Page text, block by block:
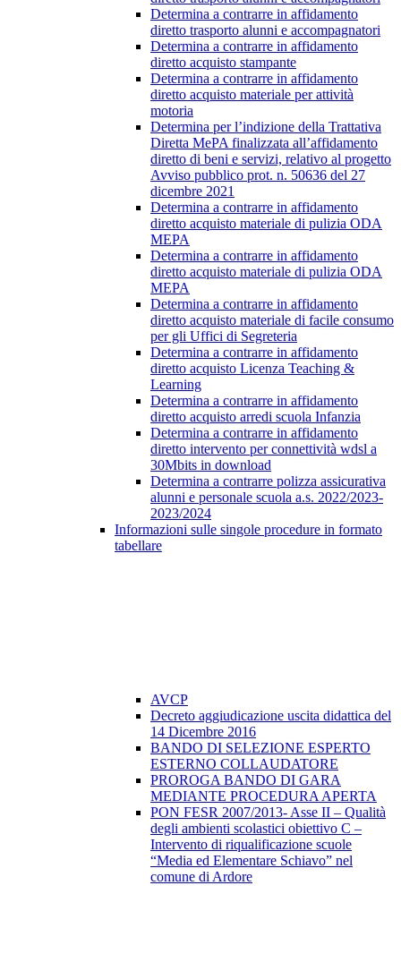
Determina a contrarre in affidamento
diretto trasporto alunni e accompagnatori
Determina a contrarre in affidamento
diretto acquisto stampante
Determina a contrarre in affidamento
diretto acquisto materiale per attività
motoria
Determina per l’indizione della Trattativa
Diretta MePA finalizzata all’affidamento
diretto di beni e servizi, relativo al progetto
Avviso pubblico prot. n. 50636 del 27
dicembre 2021
Determina a contrarre in affidamento
diretto acquisto materiale di pulizia ODA
MEPA
Determina a contrarre in affidamento
diretto acquisto materiale di pulizia ODA
MEPA
Determina a contrarre in affidamento
diretto acquisto materiale di facile consumo
per gli Uffici di Segreteria
Determina a contrarre in affidamento
diretto acquisto Licenza Teaching &
Learning
Determina a contrarre in affidamento
diretto acquisto arredi scuola Infanzia
Determina a contrarre in affidamento
diretto intervento per connettività wdsl a
30Mbits in download
Determina a contrarre polizza assicurativa
alunni e personale scuola a.s. 2022/2023-
2023/2024
Informazioni sulle singole procedure in formato
tabellare
AVCP
Decreto aggiudicazione uscita didattica del
14 Dicembre 2016
BANDO DI SELEZIONE ESPERTO
ESTERNO COLLAUDATORE
PROROGA BANDO DI GARA
MEDIANTE PROCEDURA APERTA
PON FESR 2007/2013- Asse II – Qualità
degli ambienti scolastici obiettivo C –
Intervento di riqualificazione scuole
“Media ed Elementare Schiavo” nel
comune di Ardore